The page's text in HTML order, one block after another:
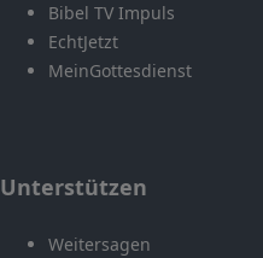
Bibel TV Impuls
EchtJetzt
MeinGottesdienst
Unterstützen
Weitersagen